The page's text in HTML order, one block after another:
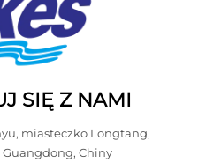
SIĘ Z NAMI
miasteczko Longtang,
Chiny